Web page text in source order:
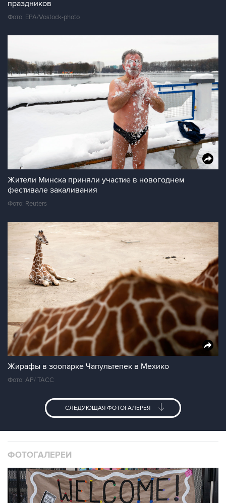
праздников
Фото: EPA/Vostock-photo
Жители Минска приняли участие в новогоднем
фестивале закаливания
Фото: Reuters
Жирафы в зоопарке Чапультепек в Мехико
Фото: AP/ TAСС
СЛЕДУЮЩАЯ ФОТОГАЛЕРЕЯ
ФОТОГАЛЕРЕИ